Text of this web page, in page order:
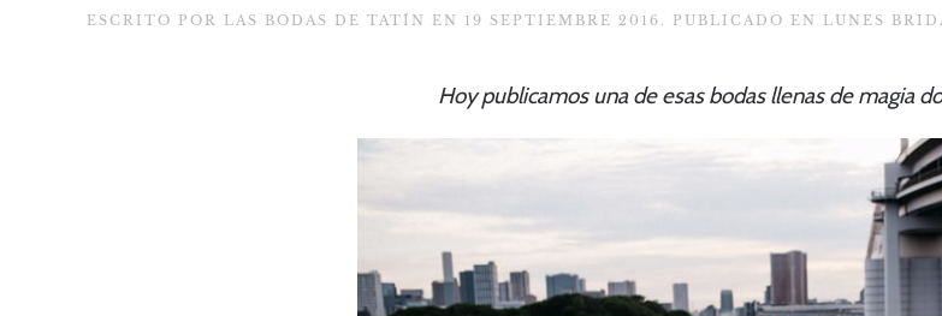
ESCRITO POR LAS BODAS DE TATÍN EN 19 SEPTIEMBRE 2016 . PUBLICADO EN LUNES
Hoy publicamos una de esas bodas llenas de magia